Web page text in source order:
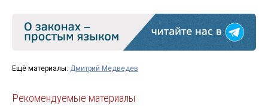
Ещё материалы: Дмитрий Медведев
Рекомендуемые материалы